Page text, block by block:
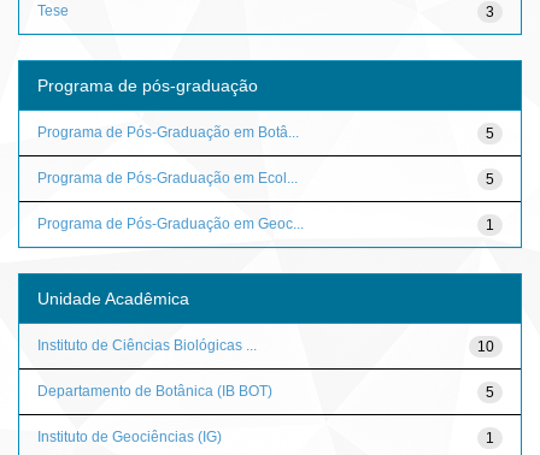
3
Tese
Programa de pós-graduação
5
Programa de Pós-Graduação em Botâ...
5
Programa de Pós-Graduação em Ecol...
1
Programa de Pós-Graduação em Geoc...
Unidade Acadêmica
10
Instituto de Ciências Biológicas ...
5
Departamento de Botânica (IB BOT)
1
Instituto de Geociências (IG)